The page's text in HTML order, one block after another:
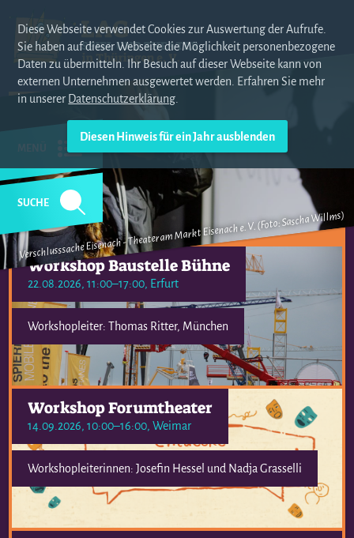
Diese Webseite verwendet Cookies zur Auswertung der Aufrufe.
Sie haben auf dieser Webseite die Möglichkeit personenbezogene
Daten zu übermitteln. Ihr Besuch auf dieser Webseite kann von
externen Unternehmen ausgewertet werden. Erfahren Sie mehr
in unserer Datenschutzerklärung
SUCHE
Verschlusssache Eisenach - Theater am Markt Eisenach e. V. (Foto: Sascha Willms)
Workshop Baustelle Bühne
22.08.2026, 11:00–17:00, Erfurt
Workshopleiter: Thomas Ritter, München
Workshop Forumtheater
14.09.2026, 10:00–16:00, Weimar
Workshopleiterinnen: Josefin Hessel und Nadja Grasselli